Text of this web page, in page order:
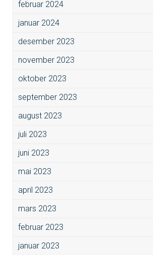
februar 2024
januar 2024
desember 2023
november 2023
oktober 2023
september 2023
august 2023
juli 2023
juni 2023
mai 2023
april 2023
mars 2023
februar 2023
januar 2023